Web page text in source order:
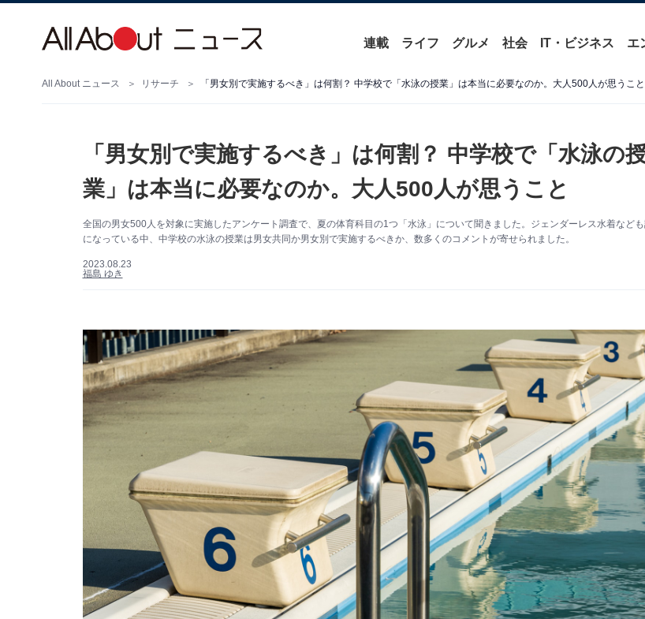
連載 ライフ グルメ 社会 IT・ビジネス エ
All About ニュース リサーチ 「男女別で実施するべき」は何割？ 中学校で「水泳の授業」は本当に必要なのか。大人500人が思うこと
「男女別で実施するべき」は何割？ 中学校で「水泳の
業」は本当に必要なのか。大人500人が思うこと
全国の男女500人を対象に実施したアンケート調査で、夏の体育科目の1つ「水泳」について聞きました。ジェンダーレス水着など
になっている中、中学校の水泳の授業は男女共同か男女別で実施するべきか、数多くのコメントが寄せられました。
2023.08.23
福島 ゆき